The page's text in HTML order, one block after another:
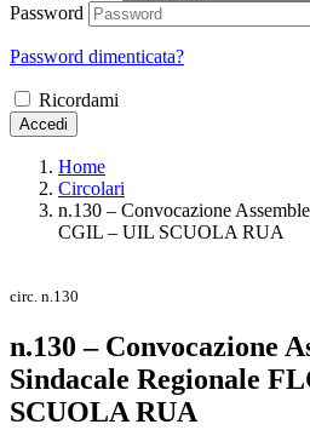
Password
Password dimenticata?
Ricordami
Accedi
Home
Circolari
n.130 – Convocazione
CGIL – UIL SCUOLA RUA
circ. n.130
n.130 – Convocazione
Sindacale Regionale
SCUOLA RUA